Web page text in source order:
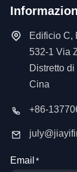
Email
Edificio C,
532-1 Via
Distretto
Cina
+86-